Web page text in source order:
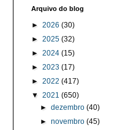
Arquivo do blog
► 2026 (30)
► 2025 (32)
► 2024 (15)
► 2023 (17)
► 2022 (417)
▼ 2021 (650)
►dezembro(40)
►novembro(45)